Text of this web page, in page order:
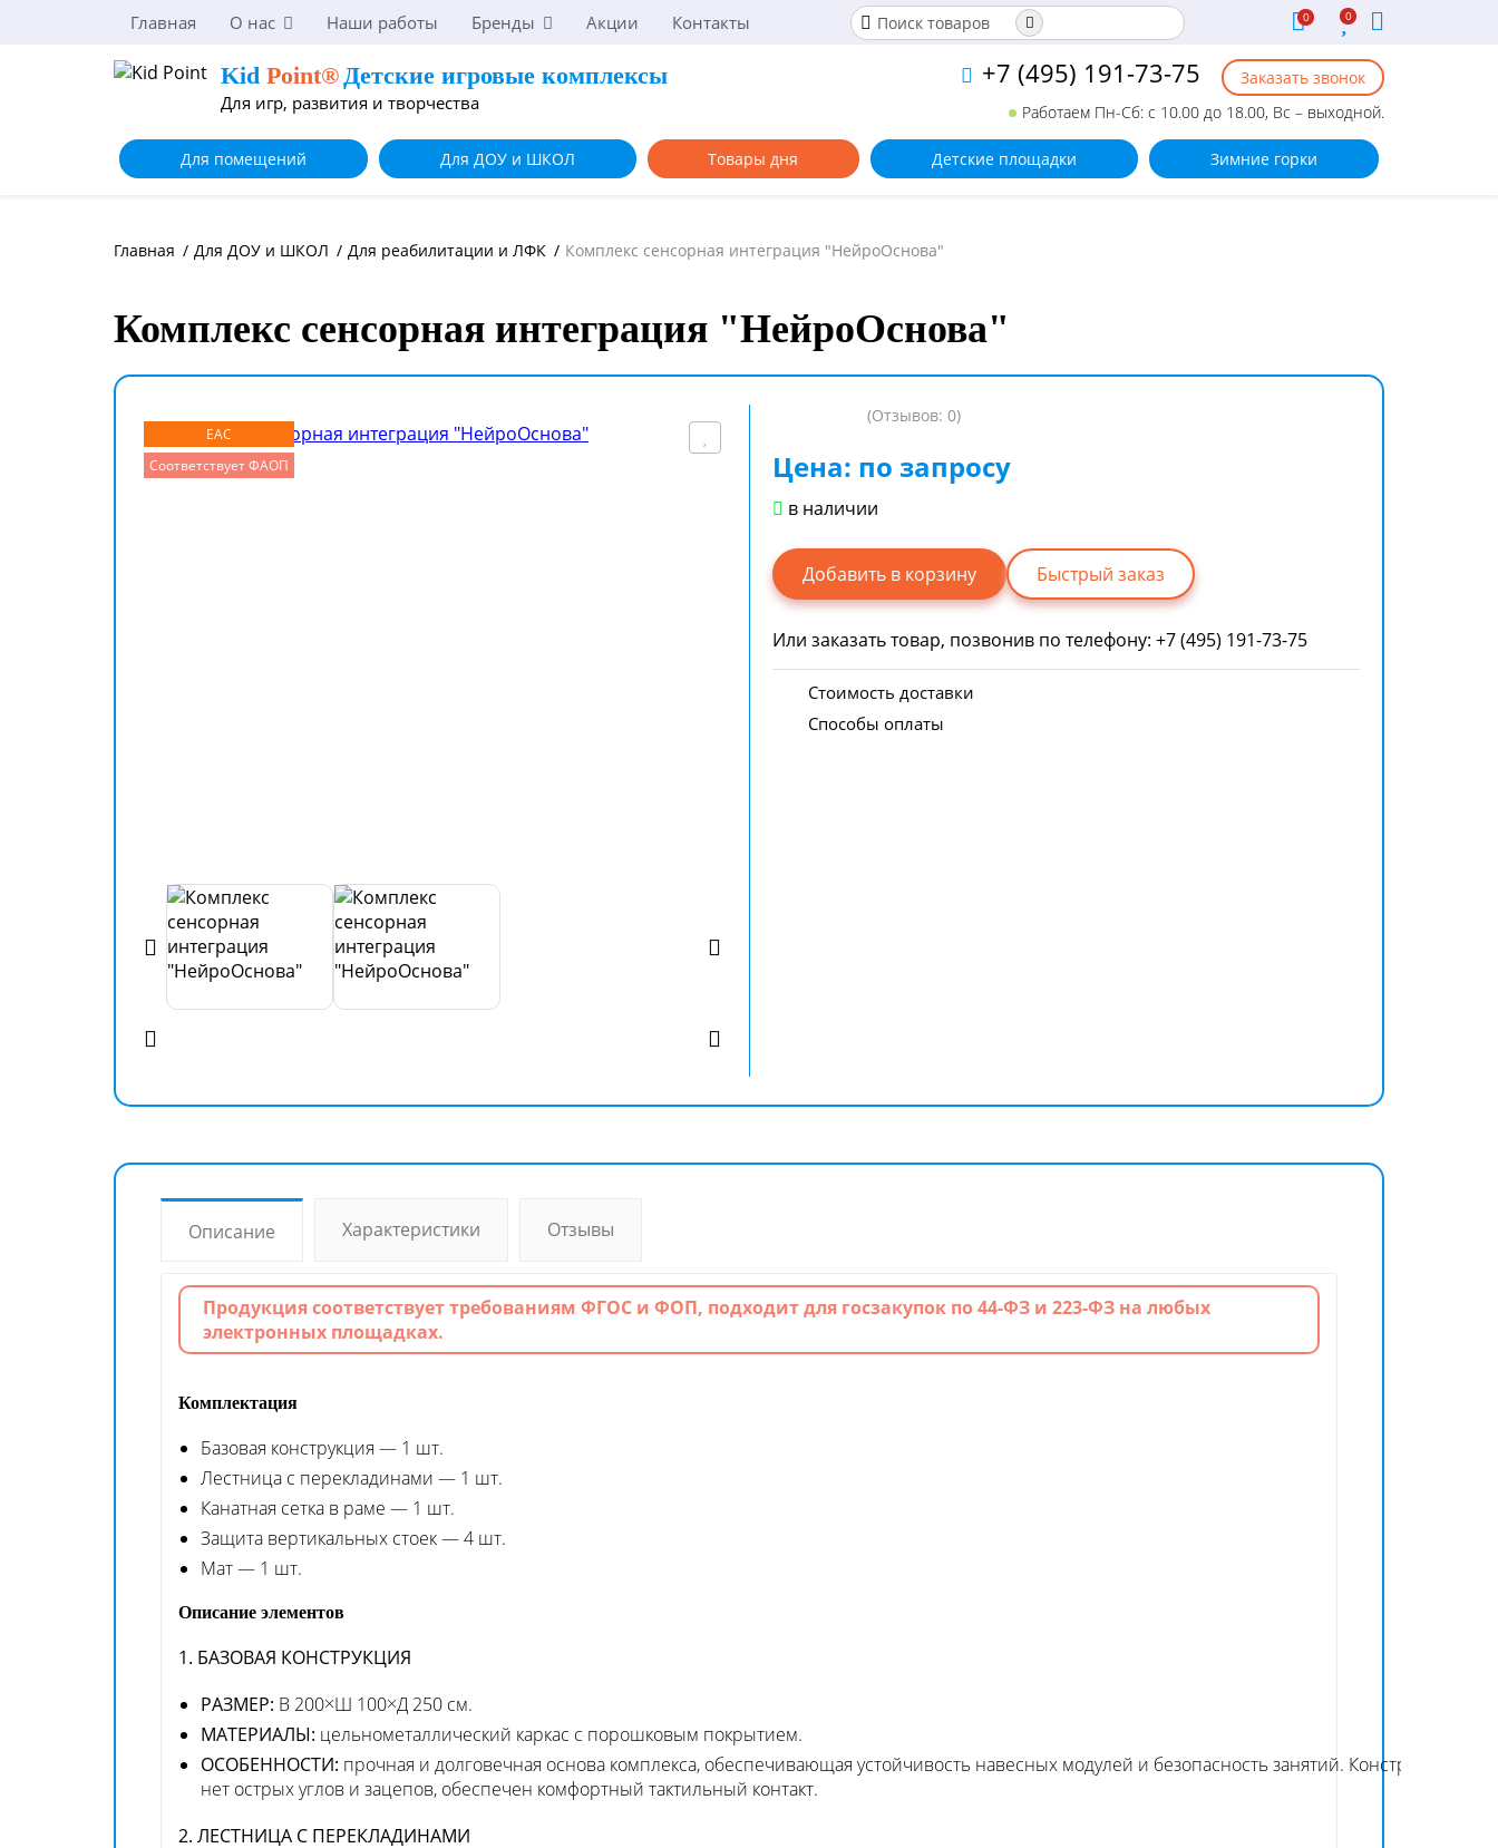
Главная О нас Наши работы Бренды Акции Контакты 0 0
Kid Point®Детские игровые комплексы
Для игр, развития и творчества
+7 (495) 191-73-75
Заказать звонок
Работаем Пн-Сб: с 10.00 до 18.00, Вс – выходной.
Для помещений Для ДОУ и ШКОЛ Товары дня Детские площадки Зимние горки
Главная / Для ДОУ и ШКОЛ / Для реабилитации и ЛФК / Комплекс сенсорная интеграция "НейроОснова"
Комплекс сенсорная интеграция "НейроОснова"
EAC
Соответствует ФАОП
(Отзывов: 0)
Цена: по запросу
в наличии
Быстрый заказ
Или заказать товар, позвонив по телефону: +7 (495) 191-73-75
Стоимость доставки
Способы оплаты
Описание Характеристики Отзывы
Продукция соответствует требованиям ФГОС и ФОП, подходит для госзакупок по 44-ФЗ и 223-ФЗ на любых
электронных площадках.
Комплектация
Базовая конструкция — 1 шт.
Лестница с перекладинами — 1 шт.
Канатная сетка в раме — 1 шт.
Защита вертикальных стоек — 4 шт.
Мат — 1 шт.
Описание элементов
1. БАЗОВАЯ КОНСТРУКЦИЯ
РАЗМЕР: В 200×Ш 100×Д 250 см.
МАТЕРИАЛЫ: цельнометаллический каркас с порошковым покрытием.
ОСОБЕННОСТИ: прочная и долговечная основа комплекса, обеспечивающая устойчивость навесных модулей и безопасность занятий. Конструкция
нет острых углов и зацепов, обеспечен комфортный тактильный контакт.
2. ЛЕСТНИЦА С ПЕРЕКЛАДИНАМИ